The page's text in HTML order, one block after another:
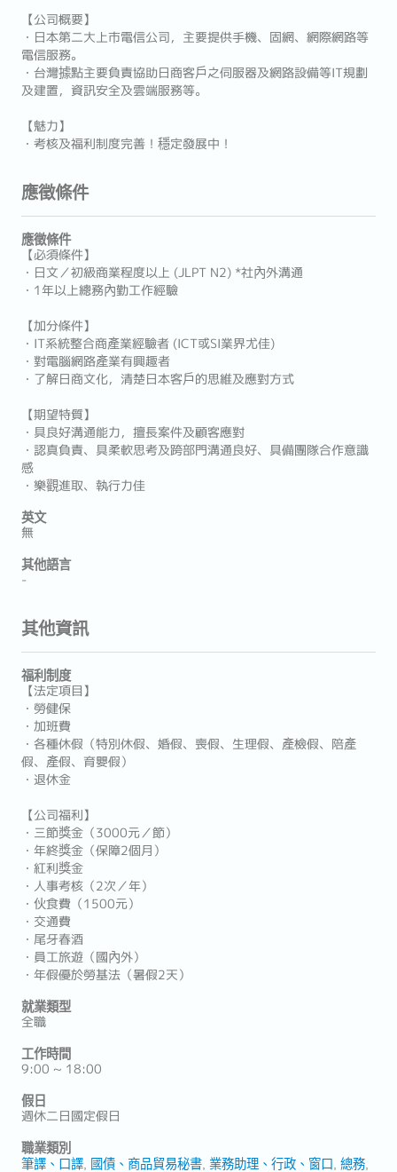
【公司概要】
・日本第二大上市電信公司，主要提供手機、固網、網際網路等
電信服務。
・台灣據點主要負責協助日商客戶之伺服器及網路設備等IT規劃
及建置，資訊安全及雲端服務等。
【魅力】
・考核及福利制度完善！穩定發展中！
應徵條件
應徵條件
【必須條件】
・日文／初級商業程度以上 (JLPT N2) *社內外溝通
・1年以上總務內勤工作經驗
【加分條件】
・IT系統整合商產業經驗者 (ICT或SI業界尤佳)
・對電腦網路產業有興趣者
・了解日商文化，清楚日本客戶的思維及應對方式
【期望特質】
・具良好溝通能力，擅長案件及顧客應對
・認真負責、具柔軟思考及跨部門溝通良好、具備團隊合作意識
感
・樂觀進取、執行力佳
英文
無
其他語言
-
其他資訊
福利制度
【法定項目】
・勞健保
・加班費
・各種休假（特別休假、婚假、喪假、生理假、產檢假、陪產
假、產假、育嬰假）
・退休金
【公司福利】
・三節獎金（3000元／節）
・年終獎金（保障2個月）
・紅利獎金
・人事考核（2次／年）
・伙食費（1500元）
・交通費
・尾牙春酒
・員工旅遊（國內外）
・年假優於勞基法（暑假2天）
就業類型
全職
工作時間
9:00 ~ 18:00
假日
週休二日國定假日
職業類別
筆譯、口譯 國債、商品貿易秘書 業務助理、行政、窗口 總務